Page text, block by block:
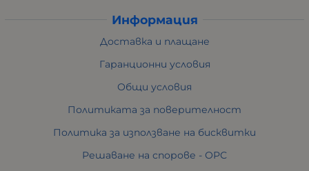
Информация
Доставка и плащане
Гаранционни условия
Общи условия
Политиката за поверителност
Политика за използване на бисквитки
Решаване на спорове - ОРС